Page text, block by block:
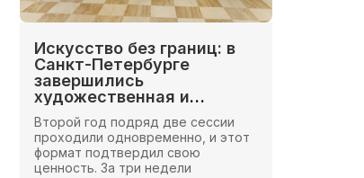
Искусство без границ: в
Санкт-Петербурге
завершились
художественная и
хореографическая сессии
Школы Иннопрактики.
Второй год подряд две сессии
проходили одновременно, и этот
формат подтвердил свою
ценность. За три недели